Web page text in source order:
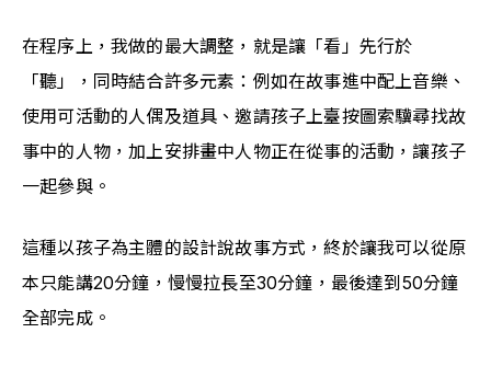
在程序上，我做的最大調整，就是讓「看」先行於
「聽」，同時結合許多元素：例如在故事進中配上音樂、
使用可活動的人偶及道具、邀請孩子上臺按圖索驥尋找故
事中的人物，加上安排畫中人物正在從事的活動，讓孩子
一起參與。
這種以孩子為主體的設計說故事方式，終於讓我可以從原
本只能講20分鐘，慢慢拉長至30分鐘，最後達到50分鐘
全部完成。